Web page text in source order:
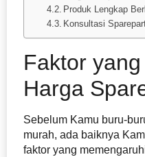
Produk Lengkap
Konsultasi
Faktor
Harga
Sebelum Kamu buru-
murah, ada baiknya
faktor yang